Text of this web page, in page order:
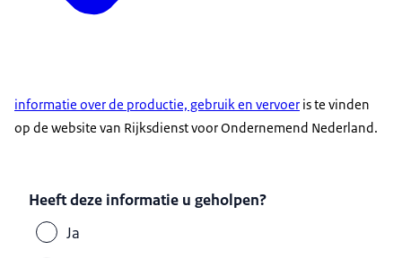
informatie over de productie, gebruik en vervoer is te vinden
op de website van Rijksdienst voor Ondernemend Nederland.
Heeft deze informatie u geholpen?
Ja